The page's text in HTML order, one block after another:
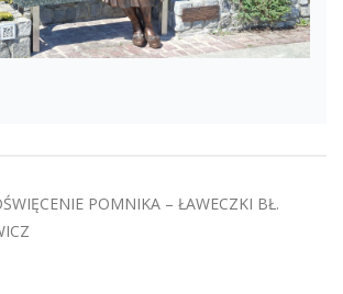
POMNIKA – ŁAWECZKI BŁ.